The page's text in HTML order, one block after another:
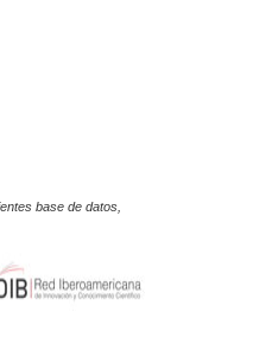
base de datos,